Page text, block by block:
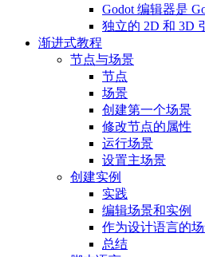
Godot 编辑器是
独立的 2D 和 3D
渐进式教程
节点与场景
节点
场景
创建第一个场景
修改节点的属性
运行场景
设置主场景
创建实例
实践
编辑场景和实例
作为设计语言的
总结